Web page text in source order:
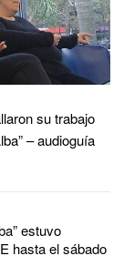
su trabajo
– audioguía
estuvo
hasta el sábado